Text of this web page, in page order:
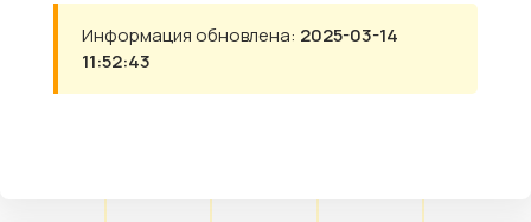
Информация обновлена: 2025-03-14
11:52:43